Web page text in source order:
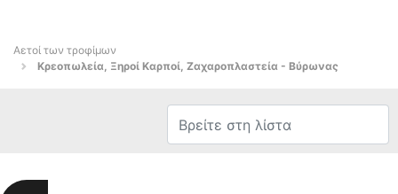
Αετοί των τροφίμων
Κρεοπωλεία, Ξηροί Καρποί, Ζαχαροπλαστεία - Βύρωνας